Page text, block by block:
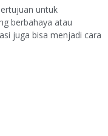
untuk
berbahaya atau
juga bisa menjadi cara